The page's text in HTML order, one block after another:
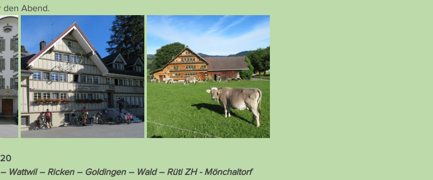
den Abend.
Wattwil – Ricken – Goldingen – Wald – Rüti ZH - Mönchaltorf